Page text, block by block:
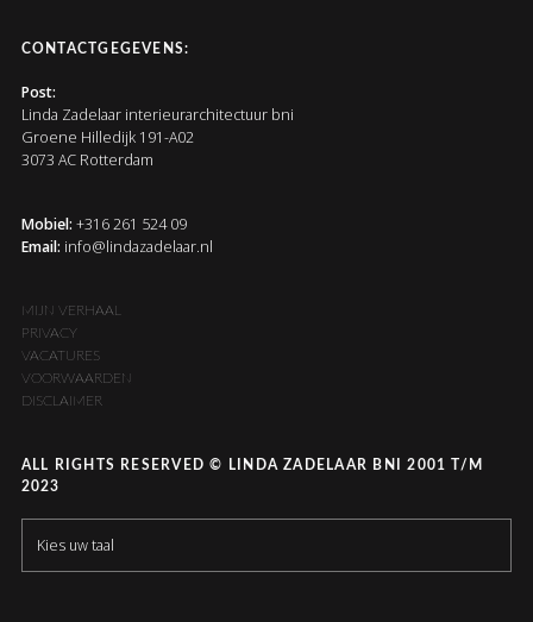
CONTACTGEGEVENS:
Post:
Linda Zadelaar interieurarchitectuur bni
Groene Hilledijk 191-A02
3073 AC Rotterdam
Mobiel: +316 261 524 09
Email: info@lindazadelaar.nl
MIJN VERHAAL
PRIVACY
VACATURES
VOORWAARDEN
DISCLAIMER
ALL RIGHTS RESERVED © LINDA ZADELAAR BNI 2001 T/M
2023